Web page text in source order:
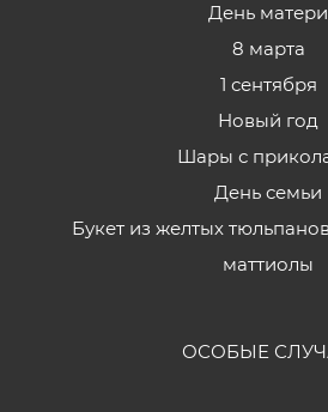
День матери
8 марта
1 сентября
Новый год
Шары с
День семьи
Букет из желтых
маттиолы
ОСОБЫЕ